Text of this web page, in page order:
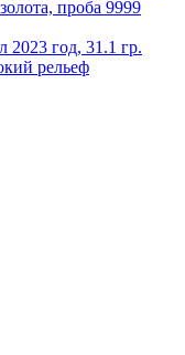
2023 год, 31.1 гр.
рельеф